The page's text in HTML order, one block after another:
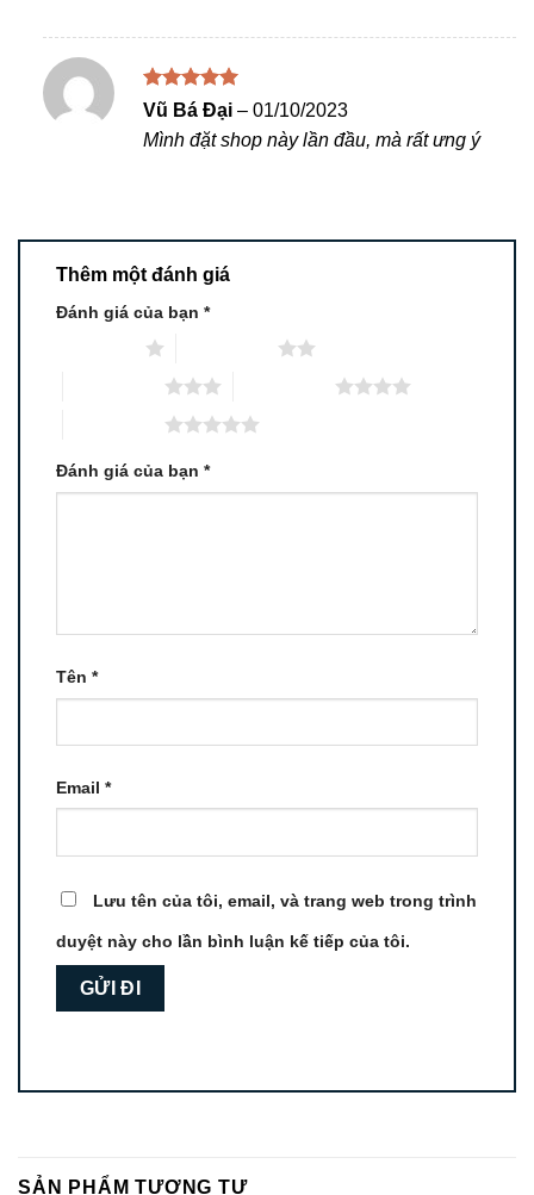
Được xếp
sao
Vũ Bá Đại – 01/10/2023
Mình đặt shop này lần đầu, mà rất ưng ý
Thêm một đánh giá
Đánh giá của bạn *
Đánh giá của bạn *
Tên *
Email *
Lưu tên của tôi, email, và trang web trong trình
duyệt này cho lần bình luận kế tiếp của tôi.
SẢN PHẨM TƯƠNG TỰ